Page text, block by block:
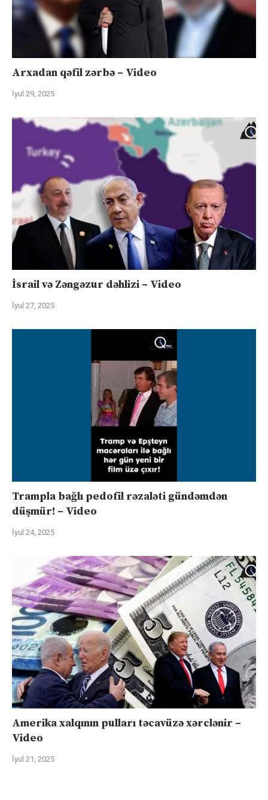
Arxadan qəfil zərbə – Video
İyul 29, 2025
İsrail və Zəngəzur dəhlizi – Video
İyul 27, 2025
Trampla bağlı pedofil rəzaləti gündəmdən
düşmür! – Video
İyul 24, 2025
Amerika xalqının pulları təcavüzə xərclənir –
Video
İyul 21, 2025